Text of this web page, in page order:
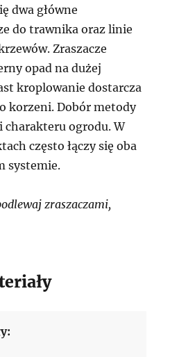
dwa główne
do trawnika oraz linie
Zraszacze
opad na dużej
kroplowanie dostarcza
korzeni. Dobór metody
charakteru ogrodu. W
często łączy się oba
systemie.
zraszaczami,